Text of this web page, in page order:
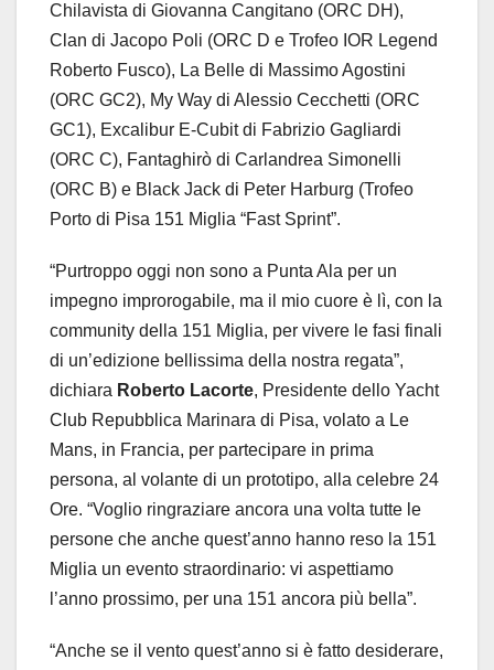
Chilavista di Giovanna Cangitano (ORC DH),
Clan di Jacopo Poli (ORC D e Trofeo IOR Legend
Roberto Fusco), La Belle di Massimo Agostini
(ORC GC2), My Way di Alessio Cecchetti (ORC
GC1), Excalibur E-Cubit di Fabrizio Gagliardi
(ORC C), Fantaghirò di Carlandrea Simonelli
(ORC B) e Black Jack di Peter Harburg (Trofeo
Porto di Pisa 151 Miglia “Fast Sprint”.
“Purtroppo oggi non sono a Punta Ala per un
impegno improrogabile, ma il mio cuore è lì, con la
community della 151 Miglia, per vivere le fasi finali
di un’edizione bellissima della nostra regata”,
dichiara Roberto Lacorte, Presidente dello Yacht
Club Repubblica Marinara di Pisa, volato a Le
Mans, in Francia, per partecipare in prima
persona, al volante di un prototipo, alla celebre 24
Ore. “Voglio ringraziare ancora una volta tutte le
persone che anche quest’anno hanno reso la 151
Miglia un evento straordinario: vi aspettiamo
l’anno prossimo, per una 151 ancora più bella”.
“Anche se il vento quest’anno si è fatto desiderare,